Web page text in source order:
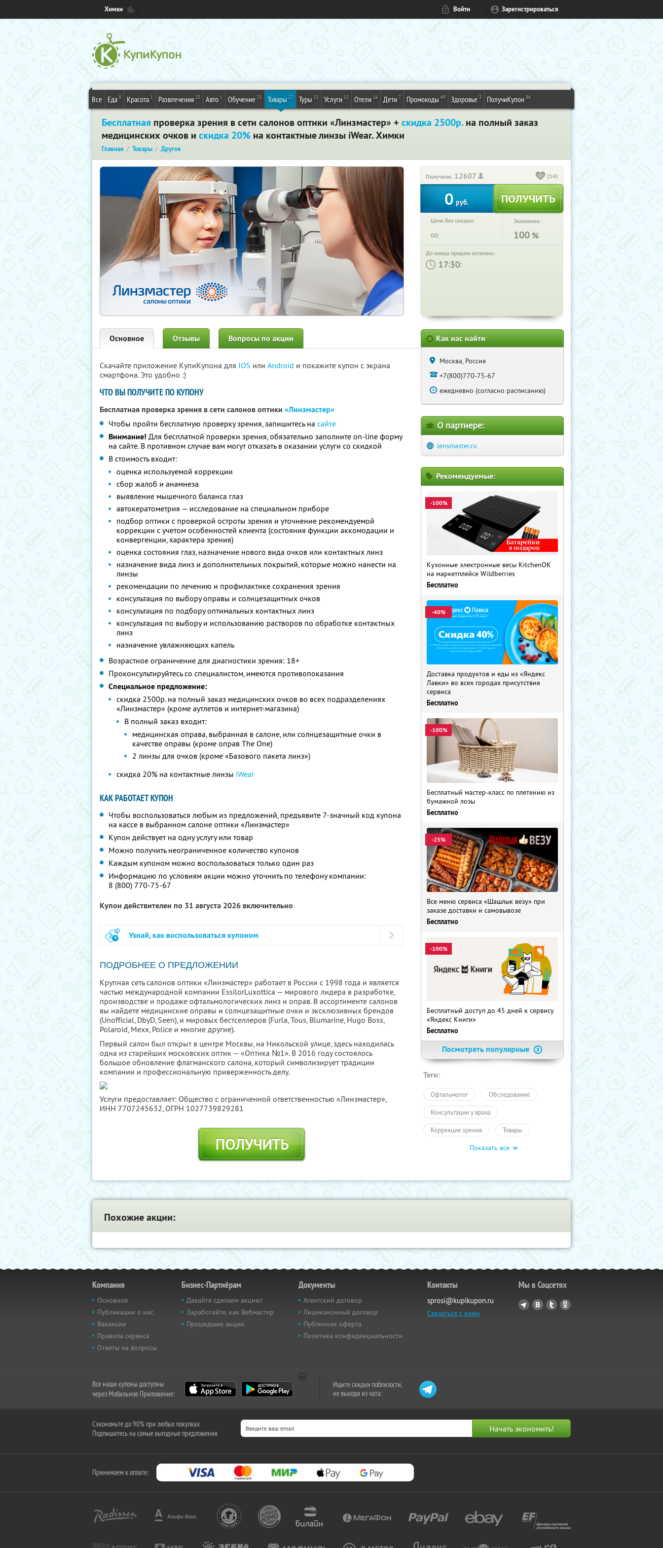
Химки Войти Зарегистрироваться
Все Еда 8 Красота 1 Развлечения 25 Авто 1 Обучение 31 Товары 27 Туры 13 Услуги 12 Отели 16 Дети 7 Промокоды 49 Здоровье 3 ПолучиКупон 86
Бесплатная проверка зрения в сети салонов оптики «Линзмастер» + скидка 2500р. на полный заказ
медицинских очков и скидка 20% на контактные линзы iWear. Химки
Главная Товары Другое
Получили: 12607 (14)
0 руб.
Цена без скидки:
∞
Экономия:
100 %
До конца продаж осталось:
: :
Основное Отзывы Вопросы по акции
Скачайте приложение КупиКупона для IOS или Android и покажите купон с экрана
смартфона. Это удобно :)
ЧТО ВЫ ПОЛУЧИТЕ ПО КУПОНУ
Бесплатная проверка зрения в сети салонов оптики «Линзмастер»
Чтобы пройти бесплатную проверку зрения, запишитесь на сайте
Внимание! Для бесплатной проверки зрения, обязательно заполните on-line форму
на сайте. В противном случае вам могут отказать в оказании услуги со скидкой
В стоимость входит:
оценка используемой коррекции
сбор жалоб и анамнеза
выявление мышечного баланса глаз
автокератометрия — исследование на специальном приборе
подбор оптики с проверкой остроты зрения и уточнение рекомендуемой
коррекции с учетом особенностей клиента (состояния функции аккомодации и
конвергенции, характера зрения)
оценка состояния глаз, назначение нового вида очков или контактных линз
назначение вида линз и дополнительных покрытий, которые можно нанести на
линзы
рекомендации по лечению и профилактике сохранения зрения
консультация по выбору оправы и солнцезащитных очков
консультация по подбору оптимальных контактных линз
консультация по выбору и использованию растворов по обработке контактных
линз
назначение увлажняющих капель
Возрастное ограничение для диагностики зрения: 18+
Проконсультируйтесь со специалистом, имеются противопоказания
Специальное предложение:
скидка 2500р. на полный заказ медицинских очков во всех подразделениях
«Линзмастер» (кроме аутлетов и интернет-магазина)
В полный заказ входит:
медицинская оправа, выбранная в салоне, или солнцезащитные очки в
качестве оправы (кроме оправ The One)
2 линзы для очков (кроме «Базового пакета линз»)
скидка 20% на контактные линзы iWear
КАК РАБОТАЕТ КУПОН
Чтобы воспользоваться любым из предложений, предъявите 7-значный код купона
на кассе в выбранном салоне оптики «Линзмастер»
Купон действует на одну услугу или товар
Можно получить неограниченное количество купонов
Каждым купоном можно воспользоваться только один раз
Информацию по условиям акции можно уточнить по телефону компании:
8 (800) 770-75-67
Купон действителен по 31 августа 2026 включительно
Узнай, как воспользоваться купоном
ПОДРОБНЕЕ О ПРЕДЛОЖЕНИИ
Крупная сеть салонов оптики «Линзмастер» работает в России с 1998 года и является
частью международной компании EssilorLuxottica — мирового лидера в разработке,
производстве и продаже офтальмологических линз и оправ. В ассортименте салонов
вы найдете медицинские оправы и солнцезащитные очки и эксклюзивных брендов
(Unofficial, DbyD, Seen), и мировых бестселлеров (Furla, Tous, Blumarine, Hugo Boss,
Polaroid, Mexx, Police и многие другие).
Первый салон был открыт в центре Москвы, на Никольской улице, здесь находилась
одна из старейших московских оптик — «Оптика №1». В 2016 году состоялось
большое обновление флагманского салона, который символизирует традиции
компании и профессиональную приверженность делу.
Услуги предоставляет: Общество с ограниченной ответственностью «Линзмастер»,
ИНН 7707245632, ОГРН 1027739829281
ПОЛУЧИТЬ
Как нас найти
Москва, Россия
+7(800)770-75-67
ежедневно (согласно расписанию)
О партнере:
lensmaster.ru
Рекомендуемые:
-100%
Кухонные электронные весы KitchenOK
на маркетплейсе Wildberries
Бесплатно
-40%
Доставка продуктов и еды из «Яндекс
Лавки» во всех городах присутствия
сервиса
Бесплатно
-100%
Бесплатный мастер-класс по плетению из
бумажной лозы
Бесплатно
-25%
Все меню сервиса «Шашлык везу» при
заказе доставки и самовывозе
Бесплатно
-100%
Бесплатный доступ до 45 дней к сервису
«Яндекс Книги»
Бесплатно
Посмотреть популярные
Теги:
Офтальмолог Обследование
Консультации у врача
Коррекция зрения Товары
Другое ПолучиКупон
Показать все
Похожие акции:
Компания
Основное
Публикации о нас
Вакансии
Правила сервиса
Ответы на вопросы
Бизнес-Партнёрам
Давайте сделаем акцию!
Заработайте, как Вебмастер
Прошедшие акции
Документы
Агентский договор
Лицензионный договор
Публичная оферта
Политика конфиденциальности
Контакты
sprosi@kupikupon.ru
Связаться с нами
Мы в Соцсетях
Все наши купоны доступны
через Мобильное Приложение:
Ищите скидки поблизости,
не выходя из чата:
Сэкономьте до 90% при любых покупках
Подпишитесь на самые выгодные предложения
Принимаем к оплате: